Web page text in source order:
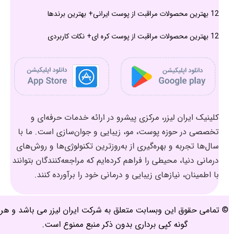
12 بهترین محصولات مراقبت از پوست ایرانی+ بهترین برندها
12 بهترین محصولات مراقبت از پوست کره ای+ نکات کاربردی
کلینیک ایران لیزر، مرکزی پیشرو در ارائه خدمات حرفه‌ای و
تخصصی در حوزه پوست، مو، زیبایی و جوان‌سازی است. ما با
سال‌ها تجربه و بهره‌گیری از به‌روزترین تکنولوژی‌ها و روش‌های
درمانی دنیا، محیطی را فراهم کرده‌ایم که مراجعه‌کنندگان بتوانند
با اطمینان، نیازهای زیبایی و درمانی خود را برآورده کنند.
© تمامی حقوق این وبسابت متعلق به شرکت ایران لیزر می باشد و هر
گونه کپی برداری بدون ذکر منبع ممنوع است.